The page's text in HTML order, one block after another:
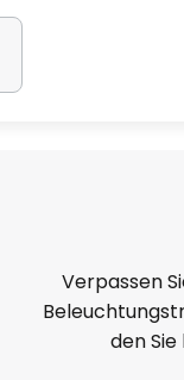
Verpassen
den